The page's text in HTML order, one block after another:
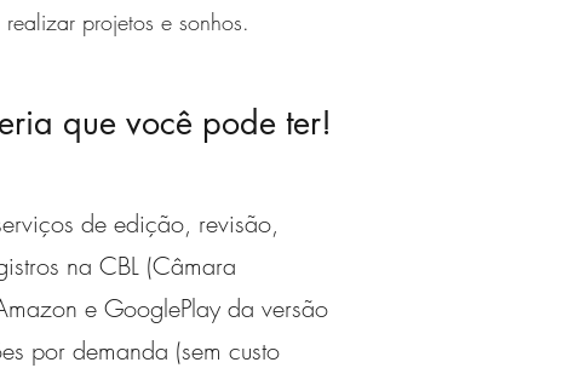
de edição, revisão,
na CBL (Câmara
e GooglePlay da versão
por demanda (sem custo
que você pode ter!
projetos e sonhos.